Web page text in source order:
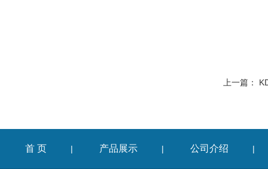
上一篇：
首 页 | 产品展示 | 公司介绍 |